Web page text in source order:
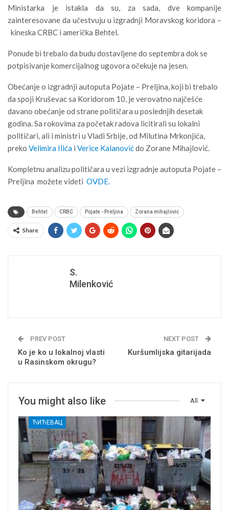
Ministarka je istakla da su, za sada, dve kompanije
zainteresovane da učestvuju u izgradnji Moravskog koridora –
kineska CRBC i američka Behtel.
Ponude bi trebalo da budu dostavljene do septembra dok se
potpisivanje komercijalnog ugovora očekuje na jesen.
Obećanje o izgradnji autoputa Pojate – Preljina, koji bi trebalo
da spoji Kruševac sa Koridorom 10, je verovatno najčešće
davano obećanje od strane političara u poslednjih desetak
godina. Sa rokovima za početak radova licitirali su lokalni
političari, ali i ministri u Vladi Srbije, od Milutina Mrkonjića,
preko Velimira Ilića i Verice Kalanovićdo Zorane Mihajlović.
Kompletnu analizu političara u vezi izgradnje autoputa Pojate –
Preljina možete videti OVDE.
Behtel CRBC Pojate - Preljina Zorana mihajlović
Share
S.
Milenković
PREV POST
Ko je ko u lokalnoj vlasti
u Rasinskom okrugu?
NEXT POST
Kuršumlijska gitarijada
All
You might also like
ЋИЋЕВАЦ